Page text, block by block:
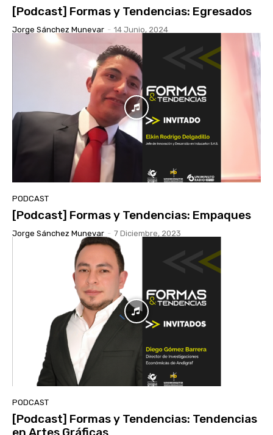
[Podcast] Formas y Tendencias: Egresados
Jorge Sánchez Munevar - 14 Junio, 2024
PODCAST
[Podcast] Formas y Tendencias: Empaques
Jorge Sánchez Munevar - 7 Diciembre, 2023
PODCAST
[Podcast] Formas y Tendencias: Tendencias
en Artes Gráficas